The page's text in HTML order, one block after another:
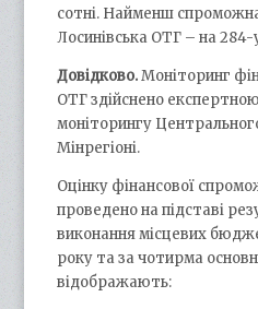
сотні. Найменш
Лосинівська ОТГ – на 284-
Довідково.Моніторинг
ОТГ здійснено
моніторингу
Мінрегіоні.
Оцінку фінансової
проведено на підставі
виконання місцевих
року та за чотирма
відображають: